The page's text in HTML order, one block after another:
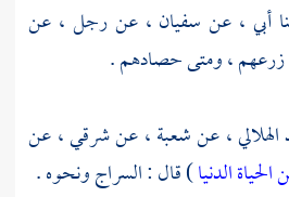
أبي ، عن سفيان ،عن رجل ، عن
زرعهم ، ومتى حصادهم .
،عنشعبة ،عنشرقي ،عن
الدنيا) قال : السراج ونحوه .